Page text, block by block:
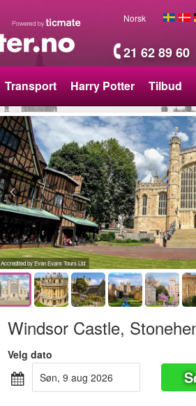
21 62 89 60
Norsk
Transport Harry Potter Tilbud
Accredited by Evan Evans Tours Ltd
Windsor Castle,
Velg dato
søn, 9 aug 2026